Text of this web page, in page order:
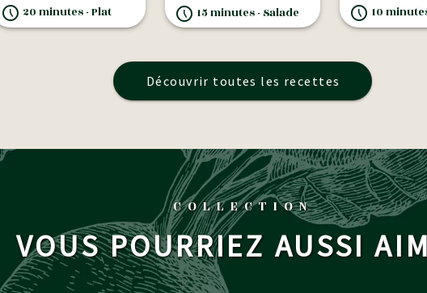
20 minutes - Plat 15 minutes - Salade 10
Découvrir toutes les recettes
COLLECTION
VOUS POURRIEZ AUSSI